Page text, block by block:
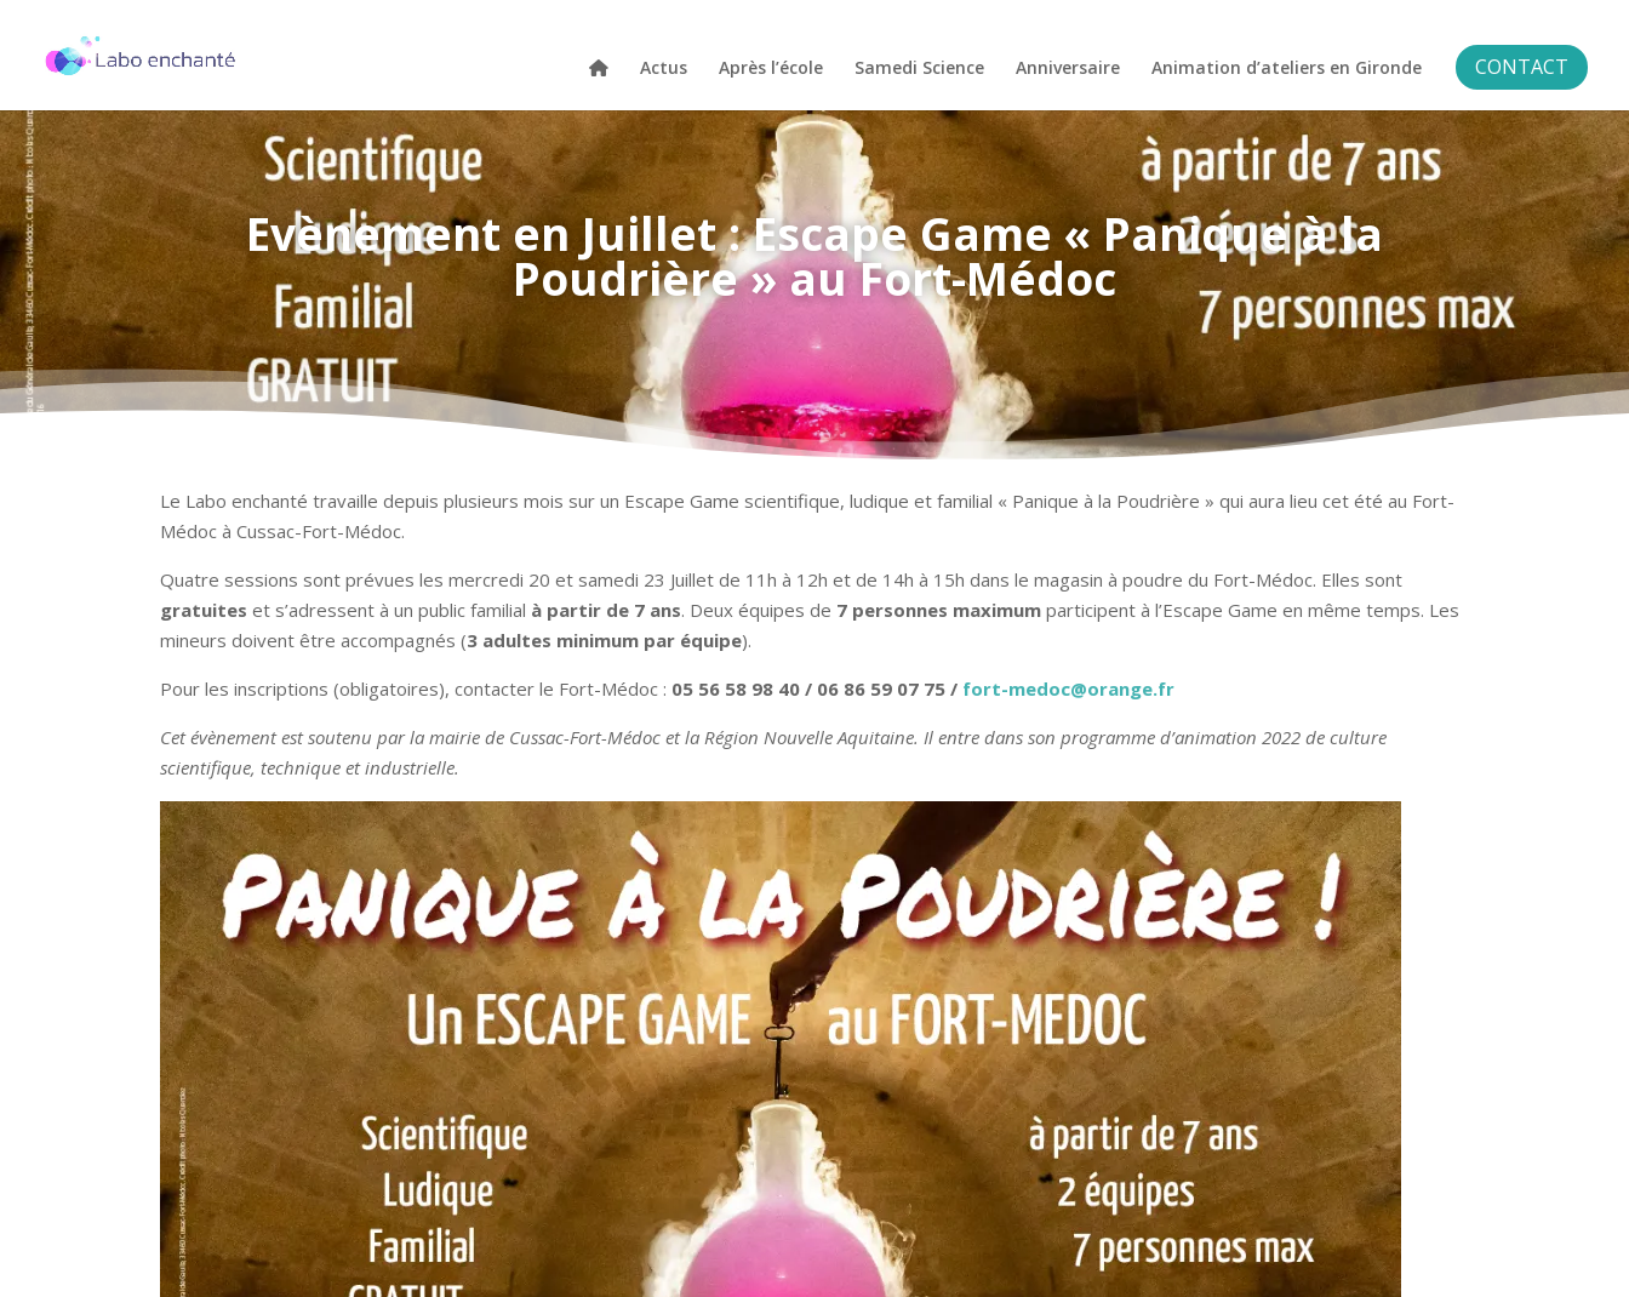
Actus Après l’école Samedi Science Anniversaire Animation d’ateliers en Gironde CONTACT
Evènement en Juillet : Escape Game « Panique à la
Poudrière » au Fort-Médoc
Le Labo enchanté travaille depuis plusieurs mois sur un Escape Game scientifique, ludique et familial « Panique à la Poudrière » qui aura lieu cet été au Fort-
Médoc à Cussac-Fort-Médoc.
Quatre sessions sont prévues les mercredi 20 et samedi 23 Juillet de 11h à 12h et de 14h à 15h dans le magasin à poudre du Fort-Médoc. Elles sont
gratuites et s’adressent à un public familial à partir de 7 ans. Deux équipes de 7 personnes maximum participent à l’Escape Game en même temps. Les
mineurs doivent être accompagnés (3 adultes minimum par équipe).
Pour les inscriptions (obligatoires), contacter le Fort-Médoc : 05 56 58 98 40 / 06 86 59 07 75 / fort-medoc@orange.fr
Cet évènement est soutenu par la mairie de Cussac-Fort-Médoc et la Région Nouvelle Aquitaine. Il entre dans son programme d’animation 2022 de culture
scientifique, technique et industrielle.